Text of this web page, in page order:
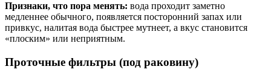
Признаки, что пора менять: вода проходит заметно
медленнее обычного, появляется посторонний запах или
привкус, налитая вода быстрее мутнеет, а вкус становится
«плоским» или неприятным.
Проточные фильтры (под раковину)